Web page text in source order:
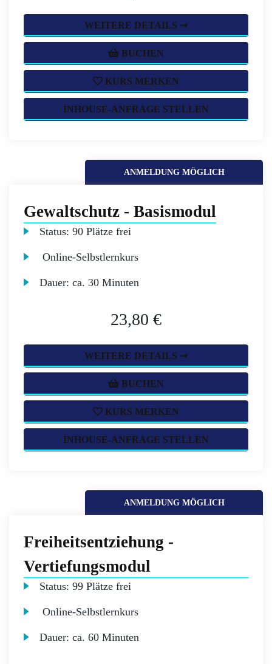
WEITERE DETAILS ➞
BUCHEN
KURS MERKEN
INHOUSE-ANFRAGE STELLEN
ANMELDUNG MÖGLICH
Gewaltschutz - Basismodul
Status:90 Plätze frei
Online-Selbstlernkurs
Dauer:ca. 30 Minuten
23,80 €
WEITERE DETAILS ➞
BUCHEN
KURS MERKEN
INHOUSE-ANFRAGE STELLEN
ANMELDUNG MÖGLICH
Freiheitsentziehung -
Vertiefungsmodul
Status:99 Plätze frei
Online-Selbstlernkurs
Dauer:ca. 60 Minuten